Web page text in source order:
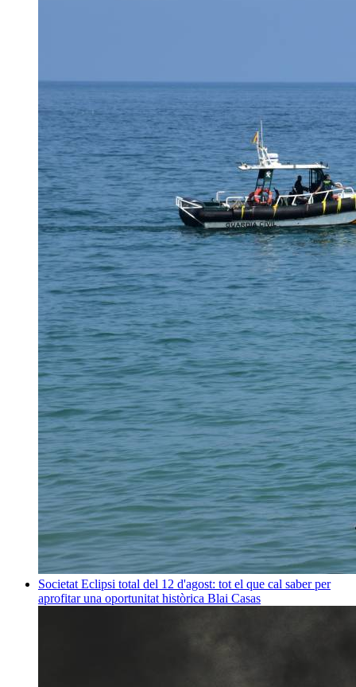
Societat Eclipsi total del 12 d'agost: tot el que cal saber per
aprofitar una oportunitat històrica Blai Casas